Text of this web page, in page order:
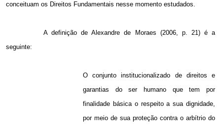
conceituam os Direitos Fundamentais nesse momento estudados.
A definição de Alexandre de Moraes (2006, p. 21) é a
seguinte:
O conjunto institucionalizado de direitos e
garantias do ser humano que tem por
finalidade básica o respeito a sua dignidade,
por meio de sua proteção contra o arbítrio do